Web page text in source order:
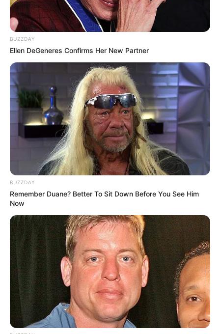
BUZZDAY
Ellen DeGeneres Confirms Her New Partner
BUZZDAY
Remember Duane? Better To Sit Down Before You See Him
Now